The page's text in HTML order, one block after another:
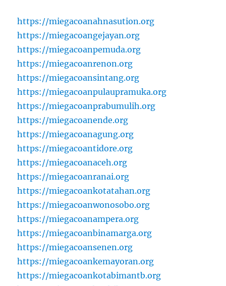
https://miegacoanahnasution.org
https://miegacoangejayan.org
https://miegacoanpemuda.org
https://miegacoanrenon.org
https://miegacoansintang.org
https://miegacoanpulaupramuka.org
https://miegacoanprabumulih.org
https://miegacoanende.org
https://miegacoanagung.org
https://miegacoantidore.org
https://miegacoanaceh.org
https://miegacoanranai.org
https://miegacoankotatahan.org
https://miegacoanwonosobo.org
https://miegacoanampera.org
https://miegacoanbinamarga.org
https://miegacoansenen.org
https://miegacoankemayoran.org
https://miegacoankotabimantb.org